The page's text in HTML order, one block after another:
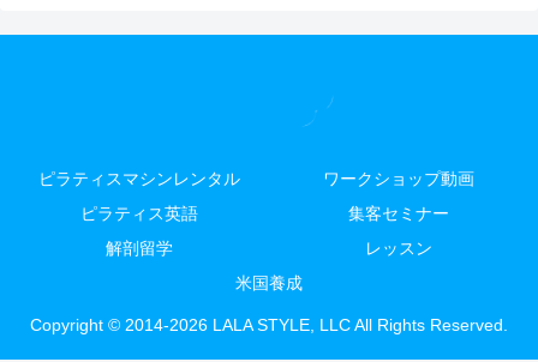
ピラティスマシンレンタル
ワークショップ動画
ピラティス英語
集客セミナー
解剖留学
レッスン
米国養成
Copyright © 2014-2026 LALA STYLE, LLC All Rights Reserved.